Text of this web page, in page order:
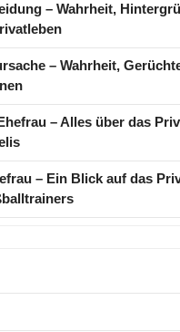
– Wahrheit,
– Wahrheit,
– Alles über das
– Ein Blick auf das